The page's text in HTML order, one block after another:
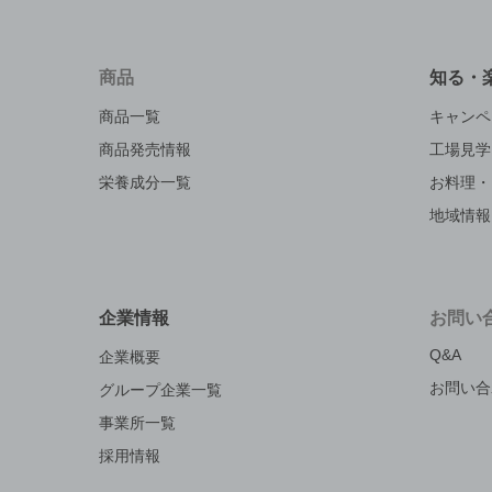
商品
商品一覧
商品発売情報
栄養成分一覧
知る・
キャン
工場見学
お料理
地域情報
企業情報
企業概要
グループ企業一覧
事業所一覧
採用情報
お問い
Q&A
お問い